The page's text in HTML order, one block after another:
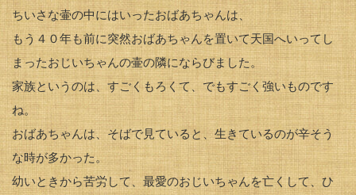
ちいさな壷の中にはいったおばあちゃんは、
もう４０年も前に突然おばあちゃんを置いて天国へいってし
まったおじいちゃんの壷の隣にならびました。
家族というのは、すごくもろくて、でもすごく強いものです
ね。
おばあちゃんは、そばで見ていると、生きているのが辛そう
な時が多かった。
幼いときから苦労して、最愛のおじいちゃんを亡くして、ひ